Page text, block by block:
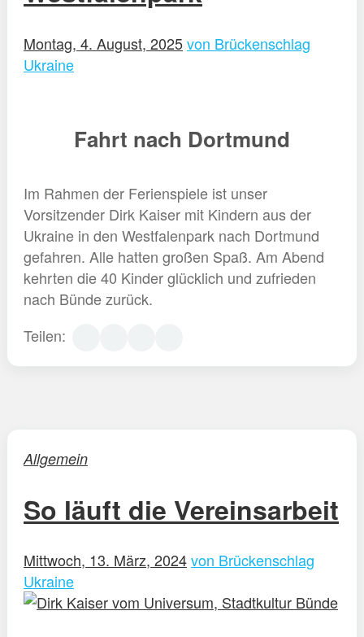
Montag, 4. August, 2025von Brückenschlag
Ukraine
Fahrt nach Dortmund
Im Rahmen der Ferienspiele ist unser
Vorsitzender Dirk Kaiser mit Kindern aus der
Ukraine in den Westfalenpark nach Dortmund
gefahren. Alle hatten großen Spaß. Am Abend
kehrten die 40 Kinder glücklich und zufrieden
nach Bünde zurück.
Teilen:
Allgemein
So läuft die Vereinsarbeit
Mittwoch, 13. März, 2024von Brückenschlag
Ukraine